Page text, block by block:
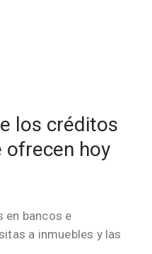
los créditos
ofrecen hoy
en bancos e
a inmuebles y las